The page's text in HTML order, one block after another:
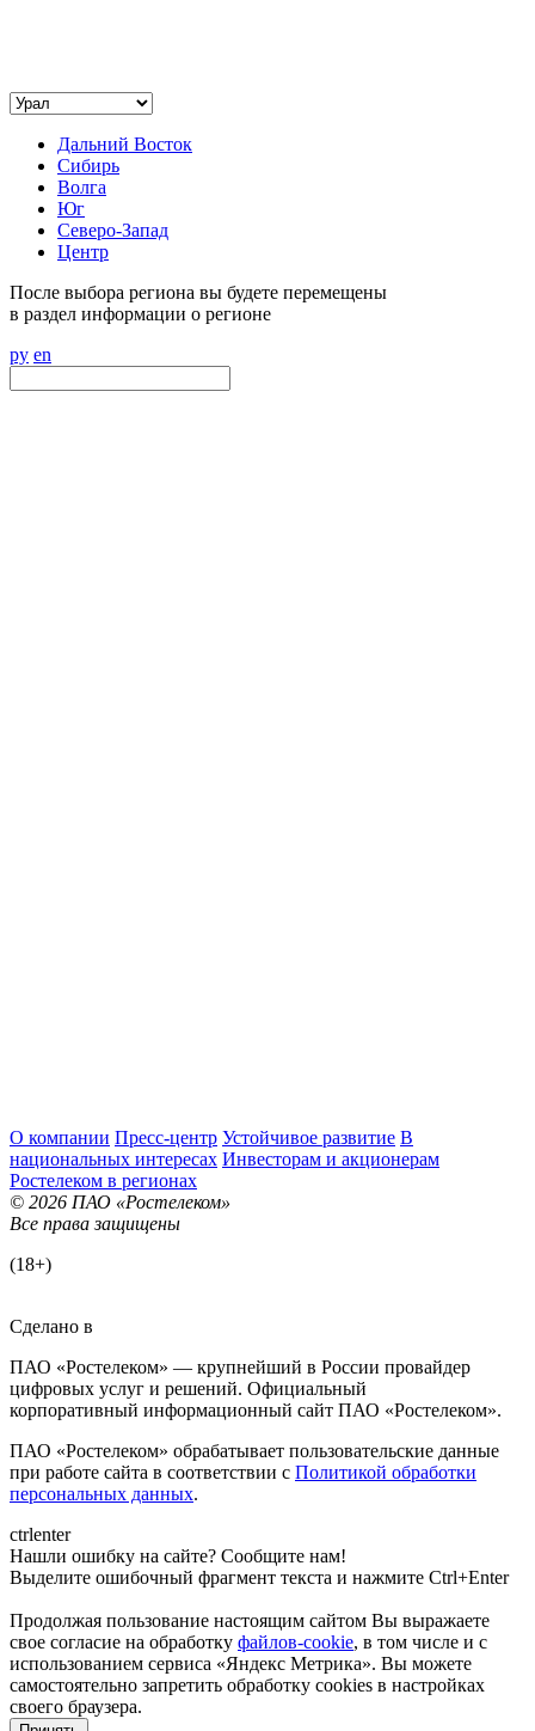
Дальний Восток
Сибирь
Волга
Юг
Северо-Запад
Центр
После выбора региона вы будете перемещены
в раздел информации о регионе
ру en
О компании Пресс-центр Устойчивое развитие В
национальных интересах Инвесторам и акционерам
Ростелеком в регионах
© 2026 ПАО «Ростелеком»
Все права защищены
(18+)
Сделано в
ПАО «Ростелеком» — крупнейший в России провайдер
цифровых услуг и решений. Официальный
корпоративный информационный сайт ПАО «Ростелеком».
ПАО «Ростелеком» обрабатывает пользовательские данные
при работе сайта в соответствии с Политикой обработки
персональных данных.
ctrlenter
Нашли ошибку на сайте? Сообщите нам!
Выделите ошибочный фрагмент текста и нажмите Ctrl+Enter
Продолжая пользование настоящим сайтом Вы выражаете
свое согласие на обработку файлов-cookie, в том числе и с
использованием сервиса «Яндекс Метрика». Вы можете
самостоятельно запретить обработку cookies в настройках
своего браузера.